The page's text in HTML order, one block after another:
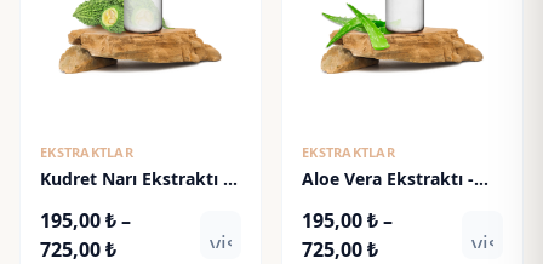
EKSTRAKTLAR
Kudret Narı Ekstraktı -
195,00₺–
725,00₺Fiyat
visibility
EKSTRAKTLAR
Aloe Vera Ekstraktı -
195,00₺–
725,00₺Fiyat